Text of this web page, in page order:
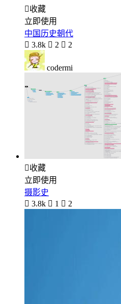
收藏
立即使用
中国历史朝代
 3.8k  2  2
codermi
收藏
立即使用
摄影史
 3.8k  1  2